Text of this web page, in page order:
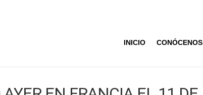
INICIO CONÓCENOS